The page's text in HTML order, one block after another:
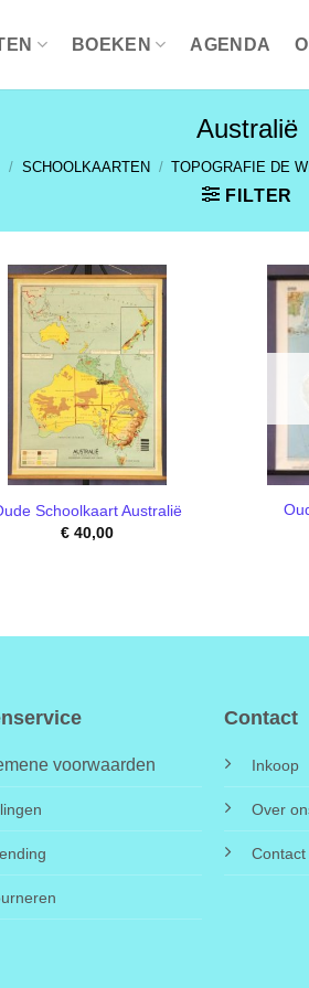
BOEKEN AGENDA
Australië
/ SCHOOLKAARTEN / TOPOGRAFIE DE
FILTER
TOEVOEGEN
AAN
VERLANGLIJST
Schoolkaart Australië
€ 40,00
voorwaarden
Contact
Inkoop
Over
Contact